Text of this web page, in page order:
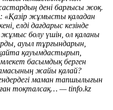
дені барғысы жоқ.
«Қазір жұмысты қаладан
елді дағдарыс кезінде
болу үшін, ол қаланы
ауыл тұрғындарын,
қауымдастырып,
басымдық берген
жайы қалай?
маман тапшылығын
тоқталсақ… — tinfo.kz